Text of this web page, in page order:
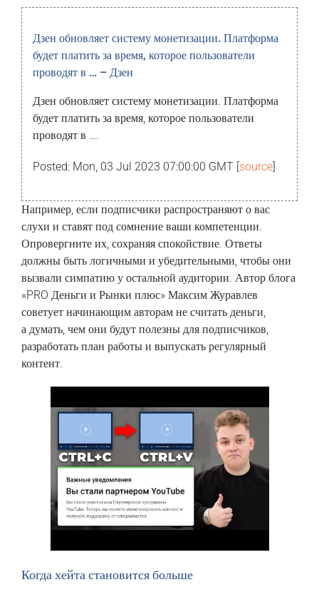
Дзен обновляет систему монетизации. Платформа
будет платить за время, которое пользователи
проводят в … – Дзен
Дзен обновляет систему монетизации. Платформа
будет платить за время, которое пользователи
проводят в ….
Posted: Mon, 03 Jul 2023 07:00:00 GMT [source]
‎Например,‏ ‎если ‎подписчики‏ ‎распространяют ‎о ‎вас
‎слухи ‎и‏ ‎ставят‏ ‎под ‎сомнение‏ ‎ваши ‎компетенции.‏
‎Опровергните ‎их, ‎сохраняя ‎спокойствие. ‎Ответы‏
‎должны‏ ‎быть‏ ‎логичными ‎и‏ ‎убедительными, ‎чтобы‏ ‎они
‎вызвали‏ ‎симпатию‏ ‎у ‎остальной‏ ‎аудитории. Автор ‎блога‏
‎«PRO ‎Деньги‏ ‎и ‎Рынки‏ ‎плюс» Максим‏ ‎Журавлев
‎советует‏ ‎начинающим ‎авторам ‎не ‎считать ‎деньги,‏
‎а ‎думать,‏ ‎чем‏ ‎они ‎будут ‎полезны‏ ‎для ‎подписчиков,‏
‎разработать ‎план ‎работы ‎и‏ ‎выпускать‏ ‎регулярный
‎контент.
Когда‏ ‎хейта ‎становится‏ ‎больше